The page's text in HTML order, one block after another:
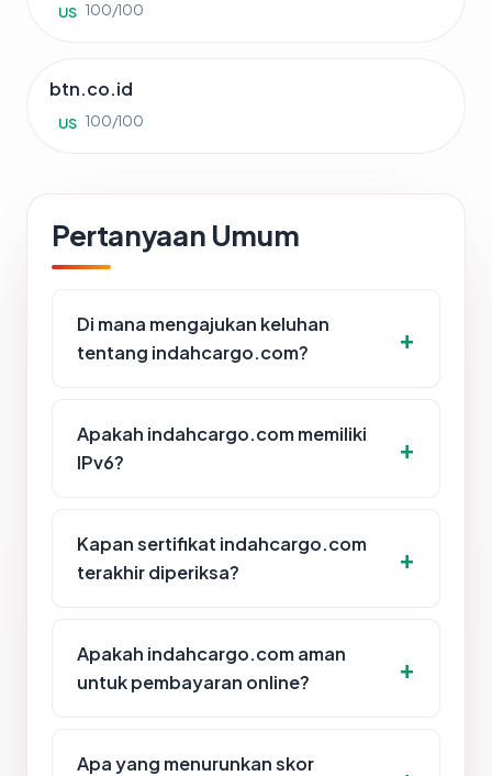
US 100/100
btn.co.id
US 100/100
Pertanyaan Umum
Di mana mengajukan keluhan
tentang indahcargo.com?
Apakah indahcargo.com memiliki
IPv6?
Kapan sertifikat indahcargo.com
terakhir diperiksa?
Apakah indahcargo.com aman
untuk pembayaran online?
Apa yang menurunkan skor